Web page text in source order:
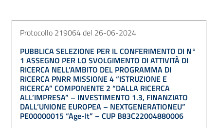
Protocollo 219064 del 26-06-2024
PUBBLICA SELEZIONE PER IL CONFERIMENTO DI N°
1 ASSEGNO PER LO SVOLGIMENTO DI ATTIVITÀ DI
RICERCA NELL’AMBITO DEL PROGRAMMA DI
RICERCA PNRR MISSIONE 4 “ISTRUZIONE E
RICERCA” COMPONENTE 2 “DALLA RICERCA
ALL’IMPRESA” – INVESTIMENTO 1.3, FINANZIATO
DALL’UNIONE EUROPEA – NEXTGENERATIONEU”
PE00000015 “Age-It” – CUP B83C22004880006